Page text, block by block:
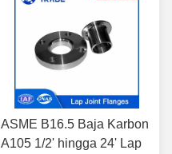
ASME B16.5 Baja Karbon
A105 1/2' hingga 24' Lap